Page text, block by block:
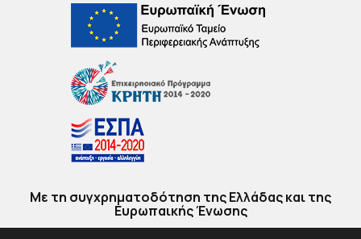
Με τη συγχρηματοδότηση της Ελλάδας και της
Ευρωπαικής Ένωσης